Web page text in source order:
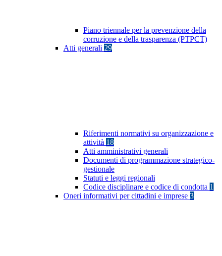
Piano triennale per la prevenzione della
corruzione e della trasparenza (PTPCT)
Atti generali 29
Riferimenti normativi su organizzazione e
attività 18
Atti amministrativi generali
Documenti di programmazione strategico-
gestionale
Statuti e leggi regionali
Codice disciplinare e codice di condotta 1
Oneri informativi per cittadini e imprese 3